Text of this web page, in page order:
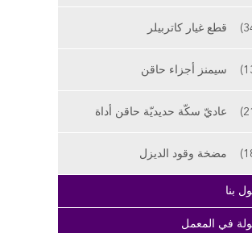
قطع غيار كاتربيلر
سيمنز أجزاء حاقن
عاديّ سكّة حديديّة حاقن أداة
مضخة وقود الديزل
بنا
في المعمل